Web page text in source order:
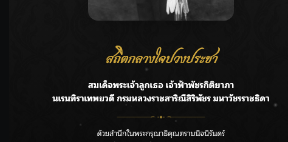
ลาโลกนี้ ให้ใส่บาตรสิ่งนั้นไว้ตอนยังมีชีวิต”
ราชเลขานุการในพระองค์ฯ ติดตามโครงการหุบกะพง–ห้วย
ทรายใต้ เสริมความมั่นคงน้ำเพชรบุรี
ตรอง “G.O.A.T”